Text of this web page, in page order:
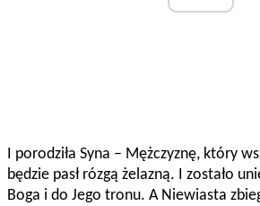
I porodziła Syna – Mężczyznę, który
będzie pasł rózgą żelazną. I zostało
Boga i do Jego tronu. A Niewiasta